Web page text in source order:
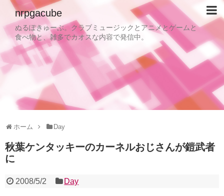
nrpgacube
ぬるぽきゅーぶ。クラブミュージックとアニメとゲームと
食べ物と、雑多でカオスな内容で発信中。
ホーム Day
秋葉ケンタッキーのカーネルおじさんが鎧武者
に
2008/5/2 Day